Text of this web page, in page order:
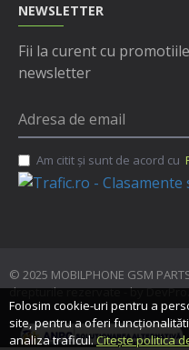
NEWSLETTER
Fii la curent cu
newsletter
Am citit şi sunt de acord cu
© 2025 MOBILPHONE GSM
drepturile rezervate - by
Folosim cookie-uri pentru a
site, pentru a oferi
analiza traficul.Citește politica